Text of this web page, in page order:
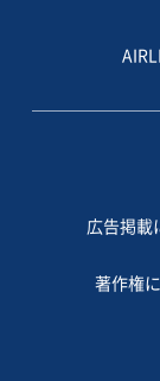
広告掲載
著作権